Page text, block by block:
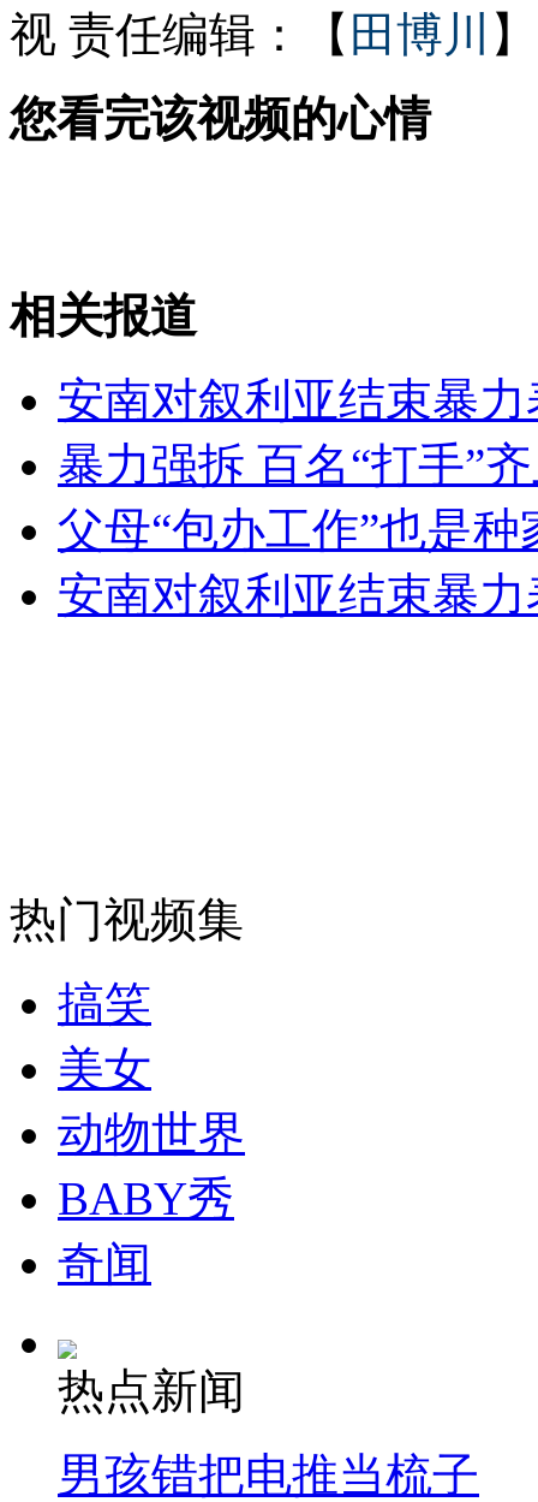
故宫失窃大殿重新开展 安防提高
未开包救灾物资回应 系库存储备
山西运城恶犬咬伤多人 警民合力深夜将其击毙
女孩北京地铁殴打老人 痛下狠手拳打脚踢
无痛分娩是否安全 医生回应
走！跟着总书记去植树
纽约上演“枕头大战”
视 责任编辑：【 田博川 】
您看完该视频的心情
相关报道
安南对叙利亚结束暴
暴力强拆 百名“打手”
父母“包办工作”也是种
安南对叙利亚结束暴
热门视频集
搞笑
美女
动物世界
BABY秀
奇闻
热点新闻
男孩错把电推当梳子